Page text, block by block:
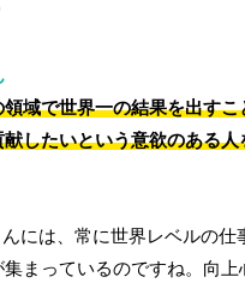
域で世界一の結果を出す
したいという意欲のある
んには、常に世界レベルの仕
まっているのですね。向上